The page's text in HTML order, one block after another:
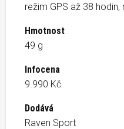
režim GPS až 38
Hmotnost
49 g
Infocena
9.990 Kč
Dodává
Raven Sport